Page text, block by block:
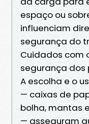
espaço ou
influenciam
segurança do
Cuidados com
segurança dos
A escolha e o
— caixas de
bolha, mantas
— asseguram